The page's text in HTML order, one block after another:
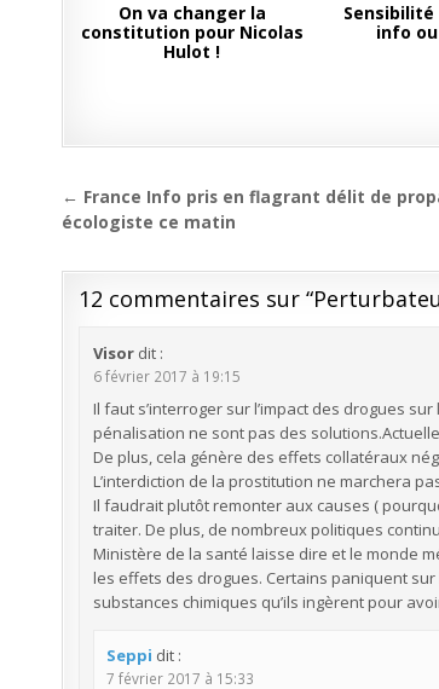
On va changer la
constitution pour Nicolas
Hulot !
info
Navigation
de
l’article
← France Info pris en flagrant délit de
écologiste ce matin
12 commentaires sur “
Visor dit :
6 février 2017 à 19:15
Il faut s’interroger sur l’impact des drogues
pénalisation ne sont pas des
De plus, cela génère des effets collatéraux
L’interdiction de la prostitution ne marchera
Il faudrait plutôt remonter aux causes (
traiter. De plus, de nombreux politiques
Ministère de la santé laisse dire et le monde
les effets des drogues. Certains paniquent
substances chimiques qu’ils ingèrent pour
Seppi dit :
7 février 2017 à 15:33